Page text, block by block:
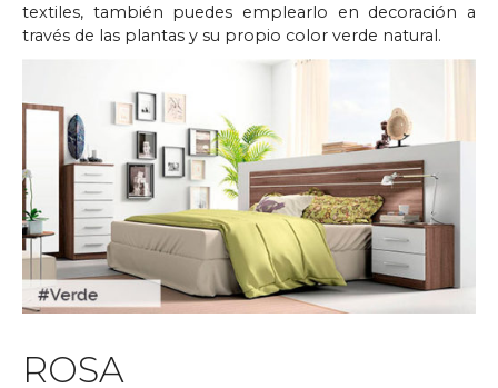
textiles, también puedes emplearlo en decoración a
través de las plantas y su propio color verde natural.
ROSA